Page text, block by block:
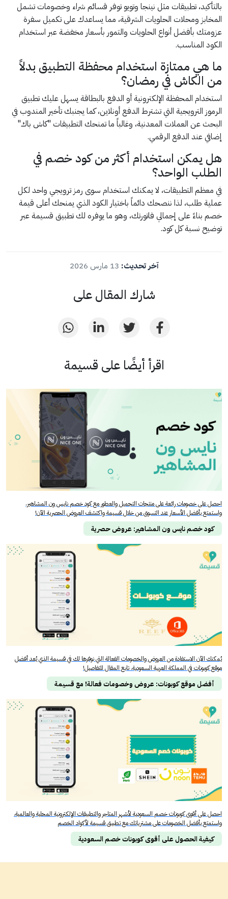
بالتأكيد، تطبيقات مثل نينجا وتويو توفر قسائم شراء وخصومات تشمل
المخابز ومحلات الحلويات الشرقية، مما يساعدك على تكميل سفرة
عزومتك بأفضل أنواع الحلويات والتمور بأسعار مخفضة عبر استخدام
الكود المناسب.
ما هي ممتازة استخدام محفظة التطبيق بدلاً
من الكاش في رمضان؟
استخدام المحفظة الإلكترونية أو الدفع بالبطاقة يسهل عليك تطبيق
الرموز الترويجية التي تشترط الدفع أونلاين، كما يجنبك تأخير المندوب في
البحث عن العملات المعدنية، وغالباً ما تمنحك التطبيقات "كاش باك"
إضافي عند الدفع الرقمي.
هل يمكن استخدام أكثر من كود خصم في
الطلب الواحد؟
في معظم التطبيقات، لا يمكنك استخدام سوى رمز ترويجي واحد لكل
عملية طلب، لذا ننصحك دائماً باختيار الكود الذي يمنحك أعلى قيمة
خصم بناءً على إجمالي فاتورتك، وهو ما يوفره لك تطبيق قسيمة عبر
توضيح نسبة كل كود.
آخر تحديث:
شارك المقال على
اقرأ أيضًا على قسيمة
احصل على خصومات رائعة على منتجات التجميل والعطور مع كود خصم نايس ون المشاهير،
واستمتع بأفضل الأسعار عند التسوق من خلال قسيمة واكتشف العروض الحصرية الآن!
كود خصم نايس ون المشاهير: عروض حصرية
يُمكنك الآن الاستفادة من العروض والخصومات الفعالة التي نوفرها لك في قسيمة الذي يُعد أفضل
موقع كوبونات في المملكة العربية السعودية، تابع المقال للتفاصيل!
أفضل موقع كوبونات: عروض وخصومات فعالة! مع قسيمة
احصل على أقوى كوبونات خصم السعودية لأشهر المتاجر والتطبيقات الإلكترونية المحلية والعالمية،
واستمتع بأفضل الخصومات على مشترياتك مع تطبيق قسيمة لأكواد الخصم
كيفية الحصول على أقوى كوبونات خصم السعودية